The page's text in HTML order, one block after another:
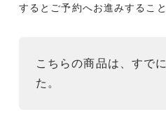
するとご予約へお進みするこ
こちらの商品は、すで
た。